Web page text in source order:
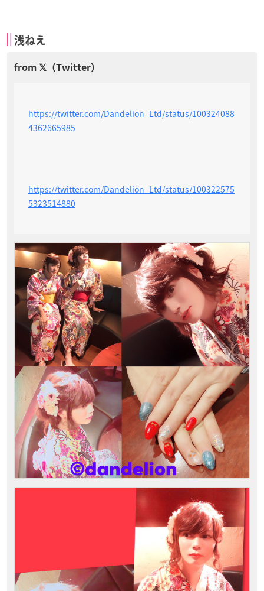
浅ねえ
https://twitter.com/Dandelion_Ltd/status/100324088
4362665985
https://twitter.com/Dandelion_Ltd/status/100322575
5323514880